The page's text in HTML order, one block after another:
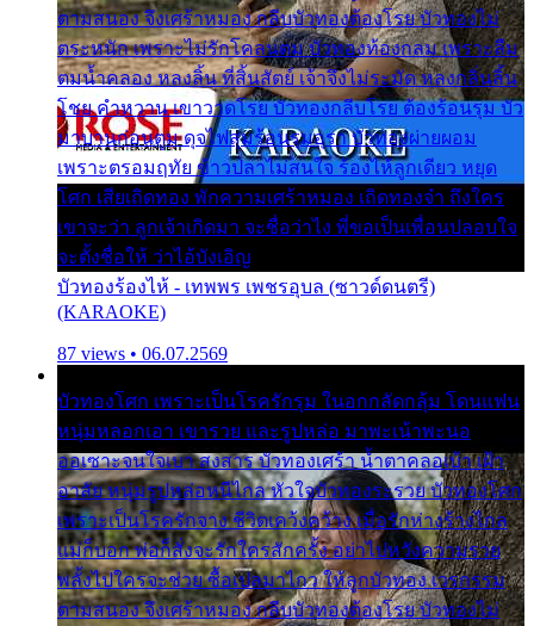
ตามสนอง จึงเศร้าหมอง กลีบบัวทองต้องโรย บัวทองไม่
ตระหนัก เพราะไม่รักโคลนตม บัวทองท้องกลม เพราะลืม
ตมน้ำคลอง หลงลิ้น ที่สิ้นสัตย์ เจ้าจึงไม่ระมัด หลงกลิ่นลิ้น
โชย คำหวาน เขาวาดโรย บัวทองกลีบโรย ต้องร้อนรุม บัว
มาบานก่อนตูม ดุจไฟสุมร้อนรุมอุรา บัวทองผ่ายผอม
เพราะตรอมฤทัย ข้าวปลาไม่สนใจ ร้องไห้ลูกเดียว หยุด
โศก เสียเถิดทอง พักความเศร้าหมอง เถิดทองจ๋า ถึงใคร
เขาจะว่า ลูกเจ้าเกิดมา จะชื่อว่าไง พี่ขอเป็นเพื่อนปลอบใจ
จะตั้งชื่อให้ ว่าไอ้บังเอิญ
บัวทองร้องไห้ - เทพพร เพชรอุบล (ซาวด์ดนตรี)
(KARAOKE)
87 views • 06.07.2569
บัวทองโศก เพราะเป็นโรครักรุม ในอกกลัดกลุ้ม โดนแฟน
หนุ่มหลอกเอา เขารวย และรูปหล่อ มาพะเน้าพะนอ
ออเซาะจนใจเบา สงสาร บัวทองเศร้า น้ำตาคลอเบ้า เฝ้า
อาลัย หนุ่มรูปหล่อหนีไกล หัวใจบัวทองระรวย บัวทองโศก
เพราะเป็นโรครักจาง ชีวิตเคว้งคว้าง เมื่อรักห่างร้างไกล
แม่ก็บอก พ่อก็สั่งจะรักใครสักครั้ง อย่าไปหวังความรวย
พลั้งไปใครจะช่วย ซื้อเปลมาไกว ให้ลูกบัวทอง เวรกรรม
ตามสนอง จึงเศร้าหมอง กลีบบัวทองต้องโรย บัวทองไม่